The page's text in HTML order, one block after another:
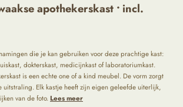
apothekerskast • incl.
die je kan gebruiken voor deze prachtige kast:
dokterskast, medicijnkast of laboratoriumkast.
is een echte one of a kind meubel. De vorm zorgt
uitstraling. Elk kastje heeft zijn eigen geleefde uiterlijk,
van de foto.Lees meer